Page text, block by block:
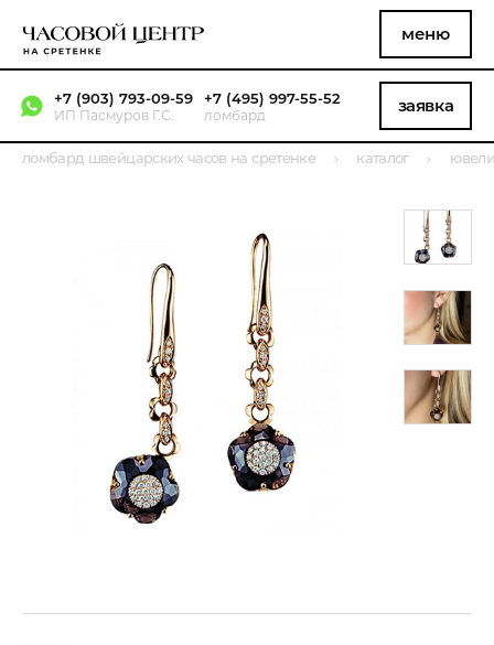
меню
+7 (903) 793-09-59
ИП Пасмуров Г.С.
+7 (495) 997-55-52
ломбард заявка
ломбард швейцарских часов на сретенке каталог